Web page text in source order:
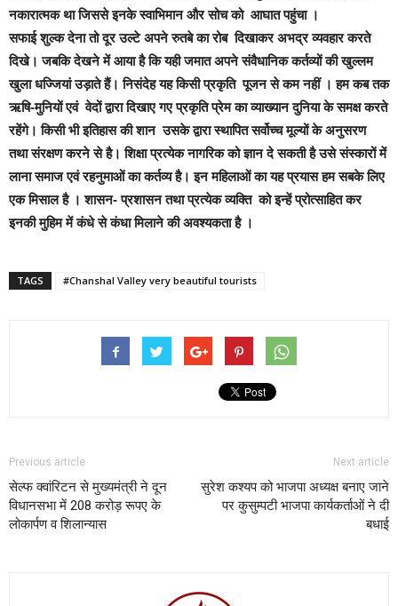
नकारात्मक था जिससे इनके स्वाभिमान और सोच को आघात पहुंचा ।
सफाई शुल्क देना तो दूर उल्टे अपने रुतबे का रोब दिखाकर अभद्र व्यवहार करते
दिखे। जबकि देखने में आया है कि यही जमात अपने संवैधानिक कर्तव्यों की खुल्लम
खुला धज्जियां उड़ाते हैं। निसंदेह यह किसी प्रकृति पूजन से कम नहीं । हम कब तक
ऋषि-मुनियों एवं वेदों द्वारा दिखाए गए प्रकृति प्रेम का व्याख्यान दुनिया के समक्ष करते
रहेंगे।किसी भी इतिहास की शान उसके द्वारा स्थापित सर्वोच्च मूल्यों के अनुसरण
तथा संरक्षण करने से है। शिक्षा प्रत्येक नागरिक को ज्ञान दे सकती है उसे संस्कारों में
लाना समाज एवं रहनुमाओं का कर्तव्य है। इन महिलाओं का यह प्रयास हम सबके लिए
एक मिसाल है । शासन- प्रशासन तथा प्रत्येक व्यक्ति को इन्हें प्रोत्साहित कर
इनकी मुहिम में कंधे से कंधा मिलाने की अवश्यकता है ।
TAGS #Chanshal Valley very beautiful tourists
Previous article
सेल्फ क्वांरिटन से मुख्यमंत्री ने दून
विधानसभा में 208 करोड़ रूपए के
लोकार्पण व शिलान्यास
Next article
सुरेश कश्यप को भाजपा अध्यक्ष बनाए जाने
पर कुसुम्पटी भाजपा कार्यकर्ताओं ने दी
बधाई